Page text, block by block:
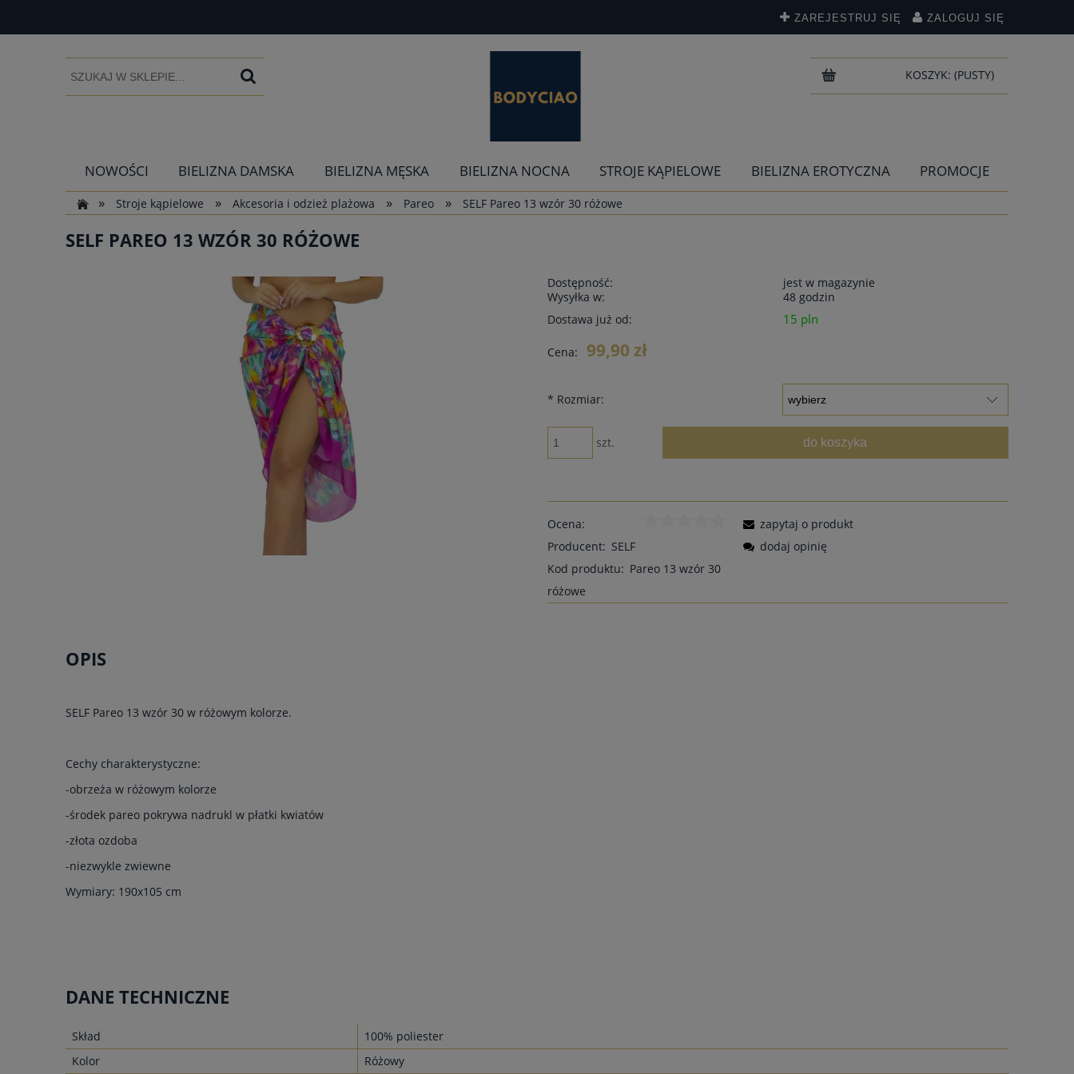
ZAREJESTRUJ SIĘ ZALOGUJ SIĘ
KOSZYK: (PUSTY)
NOWOŚCI BIELIZNA DAMSKA BIELIZNA MĘSKA BIELIZNA NOCNA STROJE KĄPIELOWE BIELIZNA EROTYCZNA
PROMOCJE
»
Stroje kąpielowe » Akcesoria i odzież plażowa » Pareo » SELF Pareo 13 wzór 30 różowe
SELF PAREO 13 WZÓR 30 RÓŻOWE
Dostępność:
jest w magazynie
Wysyłka w:
48 godzin
Dostawa już od:
15 pln
Cena: 99,90 zł
* Rozmiar:
szt. do koszyka
Ocena:
Producent: SELF
Kod produktu: Pareo 13 wzór 30
różowe
zapytaj o produkt
dodaj opinię
OPIS
SELF Pareo 13 wzór 30 w różowym kolorze.
Cechy charakterystyczne:
-obrzeża w różowym kolorze
-środek pareo pokrywa nadrukl w płatki kwiatów
-złota ozdoba
-niezwykle zwiewne
Wymiary: 190x105 cm
DANE TECHNICZNE
Skład
100% poliester
Kolor
Różowy